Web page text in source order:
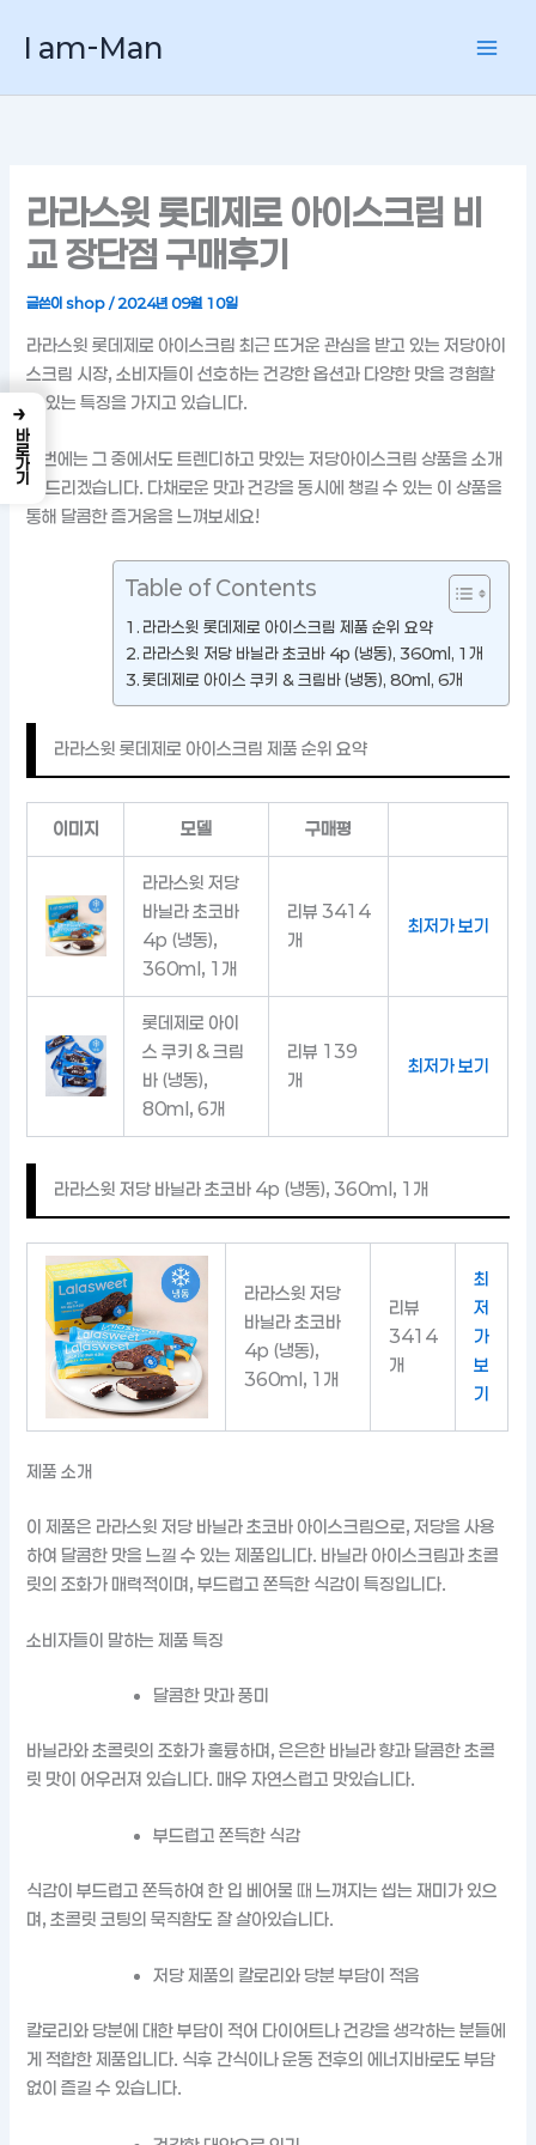
로
I am-Man
라라스윗 롯데제로 아이스크림 비
교 장단점 구매후기
글쓴이shop/2024년 09월 10일
라라스윗 롯데제로 아이스크림 최근 뜨거운 관심을 받고 있는 저당아이
스크림 시장, 소비자들이 선호하는 건강한 옵션과 다양한 맛을 경험할
수 있는 특징을 가지고 있습니다.
이번에는 그 중에서도 트렌디하고 맛있는 저당아이스크림 상품을 소개
해 드리겠습니다. 다채로운 맛과 건강을 동시에 챙길 수 있는 이 상품을
통해 달콤한 즐거움을 느껴보세요!
Table of Contents
라라스윗 롯데제로 아이스크림 제품 순위 요약
라라스윗 저당 바닐라 초코바 4p (냉동), 360ml, 1개
롯데제로 아이스 쿠키 & 크림바 (냉동), 80ml, 6개
라라스윗 롯데제로 아이스크림 제품 순위 요약
이미지 모델 구매평
라라스윗 저당
바닐라 초코바
4p (냉동),
360ml, 1개
리뷰 3414
개
최저가 보기
롯데제로 아이
스 쿠키 & 크림
바 (냉동),
80ml, 6개
리뷰 139
개
최저가 보기
라라스윗 저당 바닐라 초코바 4p (냉동), 360ml, 1개
라라스윗 저당
바닐라 초코바
4p (냉동),
360ml, 1개
리뷰
3414
개
최
저
가
보
기
제품 소개
이 제품은 라라스윗 저당 바닐라 초코바 아이스크림으로, 저당을 사용
하여 달콤한 맛을 느낄 수 있는 제품입니다. 바닐라 아이스크림과 초콜
릿의 조화가 매력적이며, 부드럽고 쫀득한 식감이 특징입니다.
소비자들이 말하는 제품 특징
달콤한 맛과 풍미
바닐라와 초콜릿의 조화가 훌륭하며, 은은한 바닐라 향과 달콤한 초콜
릿 맛이 어우러져 있습니다. 매우 자연스럽고 맛있습니다.
부드럽고 쫀득한 식감
식감이 부드럽고 쫀득하여 한 입 베어물 때 느껴지는 씹는 재미가 있으
며, 초콜릿 코팅의 묵직함도 잘 살아있습니다.
저당 제품의 칼로리와 당분 부담이 적음
칼로리와 당분에 대한 부담이 적어 다이어트나 건강을 생각하는 분들에
게 적합한 제품입니다. 식후 간식이나 운동 전후의 에너지바로도 부담
없이 즐길 수 있습니다.
→
바로가기